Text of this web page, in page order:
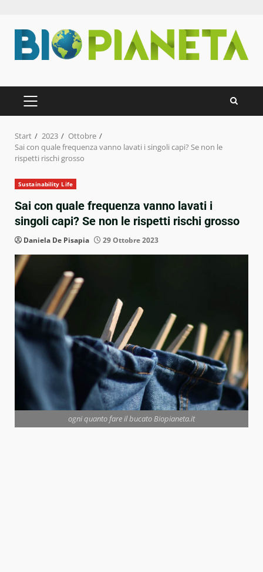
Inhalt
springen
PRIMÄRES
MENÜ
Start 2023
Ottobre
Sai con quale frequenza vanno lavati i singoli capi? Se non le
rispetti rischi grosso
Sustainability Life
Sai con quale frequenza vanno lavati i
singoli capi? Se non le rispetti rischi grosso
Daniela De Pisapia 29 Ottobre 2023
ogni quanto fare il bucato Biopianeta.it